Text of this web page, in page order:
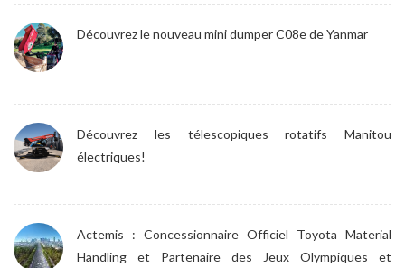
Découvrez le nouveau mini dumper C08e de Yanmar
Découvrez les télescopiques rotatifs Manitou
électriques!
Actemis : Concessionnaire Officiel Toyota Material
Handling et Partenaire des Jeux Olympiques et